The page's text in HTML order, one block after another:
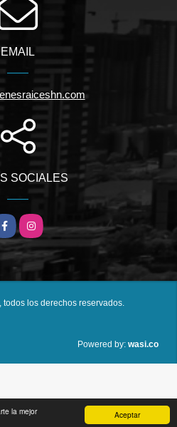
Aceptar
la mejor
EMAIL
SOCIALES
Instagram
, todos los derechos reservados.
Powered by: wasi.co